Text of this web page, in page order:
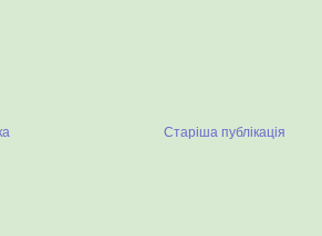
Старіша публікація